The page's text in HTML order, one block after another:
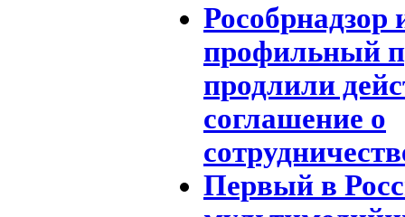
Рособрнадзор
профильный
продлили
соглашение о
Первый в